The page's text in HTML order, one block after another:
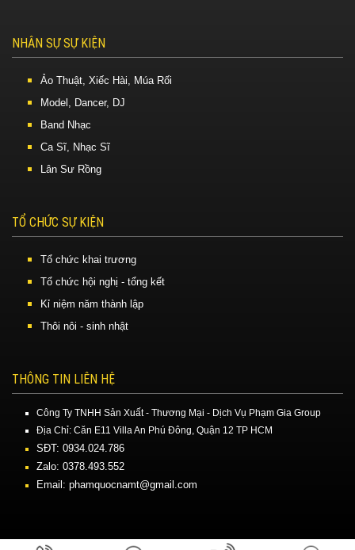
NHÂN SỰ SỰ KIỆN
Ảo Thuật, Xiếc Hài, Múa Rối
Model, Dancer, DJ
Band Nhạc
Ca Sĩ, Nhạc Sĩ
Lân Sư Rồng
TỔ CHỨC SỰ KIỆN
Tổ chức khai trương
Tổ chức hội nghị - tổng kết
Kỉ niệm năm thành lập
Thôi nôi - sinh nhật
THÔNG TIN LIÊN HỆ
Công Ty TNHH Sản Xuất - Thương Mại - Dịch Vụ Phạm Gia Group
Địa Chỉ: Căn E11 Villa An Phú Đông, Quận 12 TP HCM
SĐT: 0934.024.786
Zalo: 0378.493.552
Email: phamquocnamt@gmail.com